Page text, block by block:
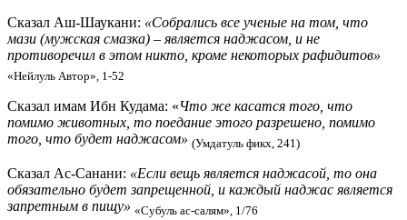
Сказал Аш-Шаукани: «Собрались все ученые на том, что
мази (мужская смазка) – является наджасом, и не
противоречил в этом никто, кроме некоторых рафидитов»
«Нейлуль Автор», 1-52
Сказал имам Ибн Кудама: «Что же касатся того, что
помимо животных, то поедание этого разрешено, помимо
того, что будет наджасом» (Умдатуль фикх, 241)
Сказал Ас-Санани: «Если вещь является наджасой, то она
обязательно будет запрещенной, и каждый наджас является
запретным в пищу» «Субуль ас-салям», 1/76